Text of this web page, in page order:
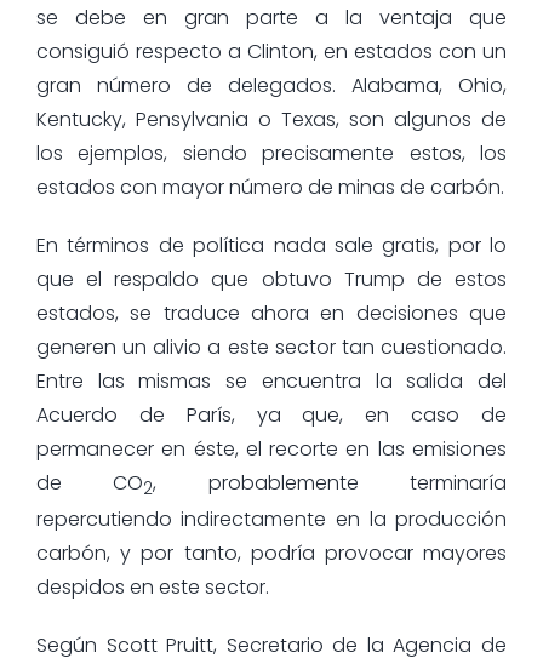
se debe en gran parte a la ventaja que
consiguió respecto a Clinton, en estados con un
gran número de delegados. Alabama, Ohio,
Kentucky, Pensylvania o Texas, son algunos de
los ejemplos, siendo precisamente estos, los
estados con mayor número de minas de carbón.
En términos de política nada sale gratis, por lo
que el respaldo que obtuvo Trump de estos
estados, se traduce ahora en decisiones que
generen un alivio a este sector tan cuestionado.
Entre las mismas se encuentra la salida del
Acuerdo de París, ya que, en caso de
permanecer en éste, el recorte en las emisiones
de CO2, probablemente terminaría
repercutiendo indirectamente en la producción
carbón, y por tanto, podría provocar mayores
despidos en este sector.
Según Scott Pruitt, Secretario de la Agencia de